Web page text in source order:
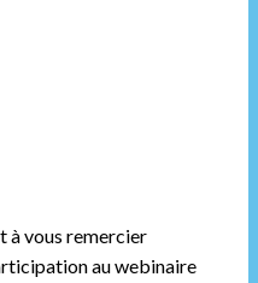
à vous remercier
au webinaire